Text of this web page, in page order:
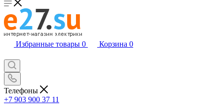
Избранные товары 0 Корзина 0
Телефоны
+7 903 900 37 11